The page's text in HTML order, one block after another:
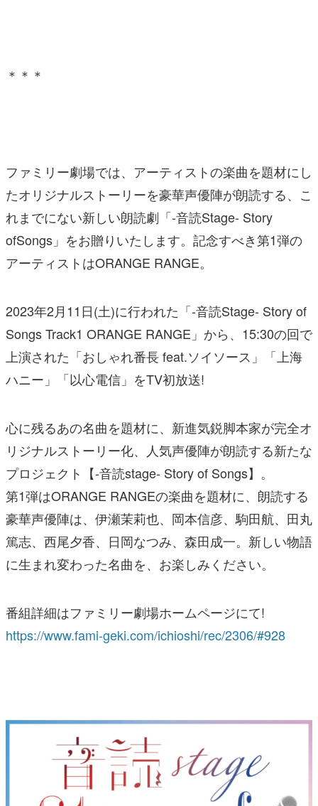
＊＊＊
ファミリー劇場では、アーティストの楽曲を題材にし
たオリジナルストーリーを豪華声優陣が朗読する、こ
れまでにない新しい朗読劇「-音読Stage- Story
ofSongs」をお贈りいたします。記念すべき第1弾の
アーティストはORANGE RANGE。
2023年2月11日(土)に行われた「-音読Stage- Story of
Songs Track1 ORANGE RANGE」から、15:30の回で
上演された「おしゃれ番長 feat.ソイソース」「上海
ハニー」「以心電信」をTV初放送!
心に残るあの名曲を題材に、新進気鋭脚本家が完全オ
リジナルストーリー化、人気声優陣が朗読する新たな
プロジェクト【-音読stage- Story of Songs】。
第1弾はORANGE RANGEの楽曲を題材に、朗読する
豪華声優陣は、伊瀬茉莉也、岡本信彦、駒田航、田丸
篤志、西尾夕香、日岡なつみ、森田成一。新しい物語
に生まれ変わった名曲を、お楽しみください。
番組詳細はファミリー劇場ホームページにて!
https://www.fami-geki.com/ichioshi/rec/2306/#928